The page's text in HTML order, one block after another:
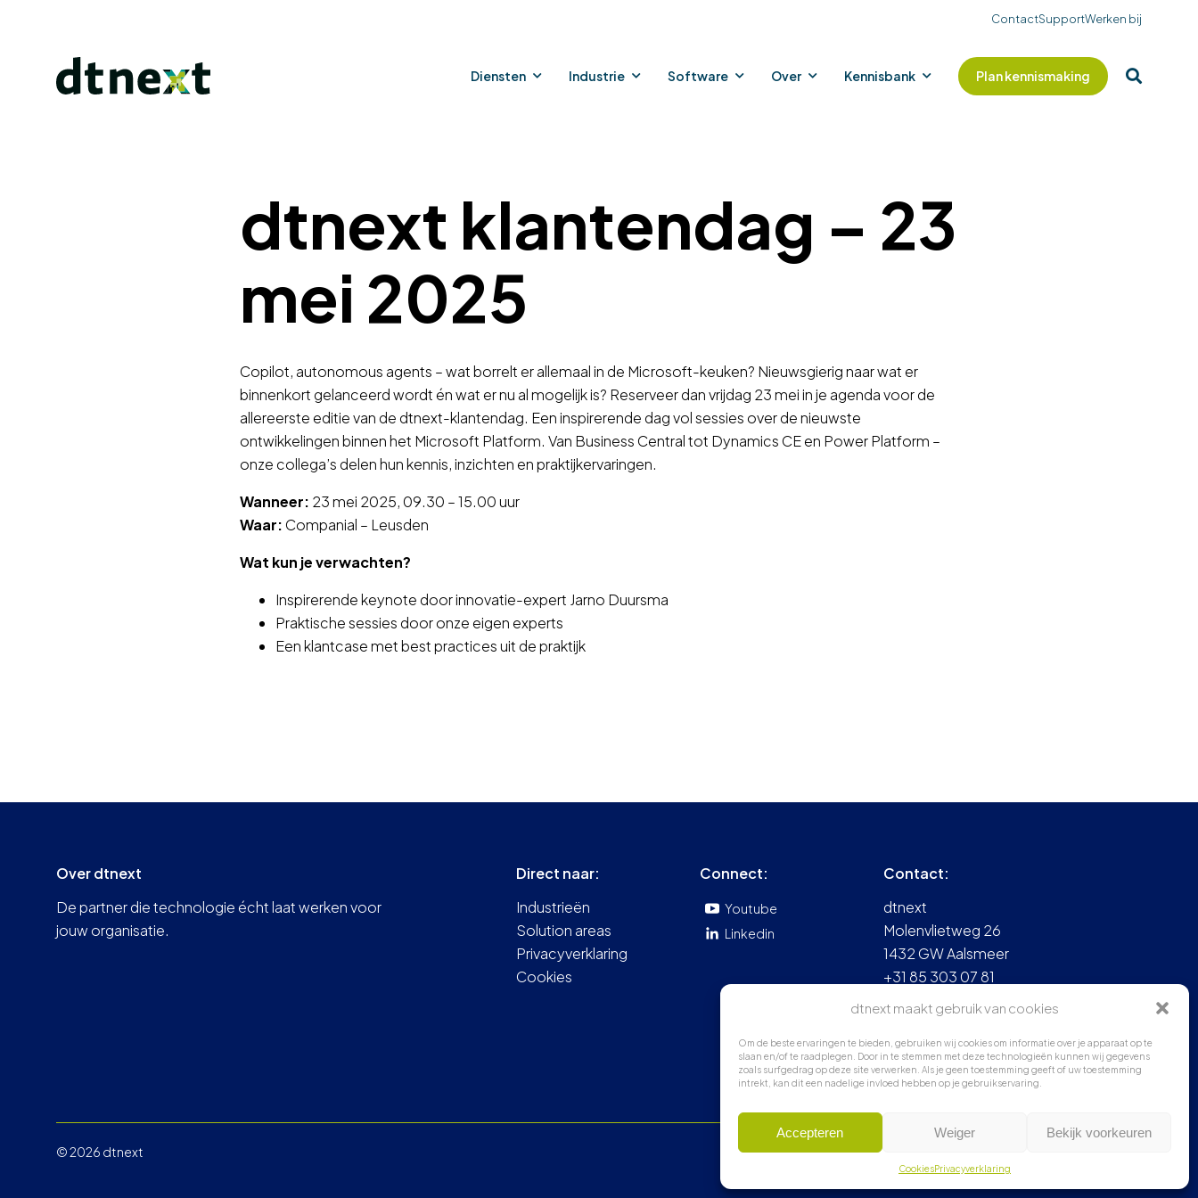
dtnext maakt gebruik van cookies
Om de beste ervaringen te bieden, gebruiken wij cookies om informatie over je apparaat op te
slaan en/of te raadplegen. Door in te stemmen met deze technologieën kunnen wij gegevens
zoals surfgedrag op deze site verwerken. Als je geen toestemming geeft of uw toestemming
intrekt, kan dit een nadelige invloed hebben op je gebruikservaring.
Accepteren Weiger Bekijk voorkeuren
CookiesPrivacyverklaring
ContactSupportWerken bij
Diensten Industrie Software Over Kennisbank Plan kennismaking
dtnext klantendag – 23
mei 2025
Copilot, autonomous agents – wat borrelt er allemaal in de Microsoft-keuken? Nieuwsgierig naar wat er
binnenkort gelanceerd wordt én wat er nu al mogelijk is? Reserveer dan vrijdag 23 mei in je agenda voor de
allereerste editie van de dtnext-klantendag. Een inspirerende dag vol sessies over de nieuwste
ontwikkelingen binnen het Microsoft Platform. Van Business Central tot Dynamics CE en Power Platform –
onze collega’s delen hun kennis, inzichten en praktijkervaringen.
Wanneer: 23 mei 2025, 09.30 – 15.00 uur
Waar: Companial – Leusden
Wat kun je verwachten?
Inspirerende keynote door innovatie-expert Jarno Duursma
Praktische sessies door onze eigen experts
Een klantcase met best practices uit de praktijk
Over dtnext
De partner die technologie écht laat werken voor
jouw organisatie.
Direct naar:
Industrieën
Solution areas
Privacyverklaring
Cookies
Connect:
Youtube
Linkedin
Contact:
dtnext
Molenvlietweg 26
1432 GW Aalsmeer
+31 85 303 07 81
info@dtnext.nl
© 2026 dtnext